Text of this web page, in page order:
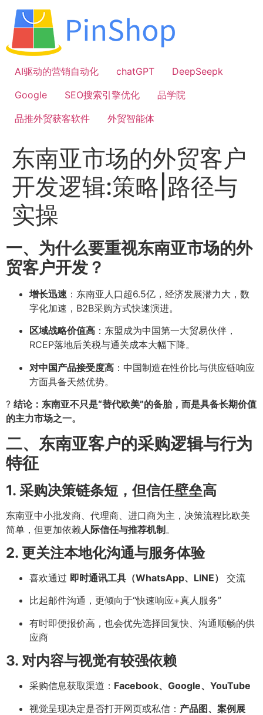
容
AI驱动的营销自动化
chatGPT
DeepSeepk
Google
SEO搜索引擎优化
品学院
品推外贸获客软件
外贸智能体
东南亚市场的外贸客户
开发逻辑:策略|路径与
实操
一、为什么要重视东南亚市场的外
贸客户开发？
增长迅速 ：东南亚人口超6.5亿，经济发展潜力大，数
字化加速，B2B采购方式快速演进。
区域战略价值高 ：东盟成为中国第一大贸易伙伴，
RCEP落地后关税与通关成本大幅下降。
对中国产品接受度高 ：中国制造在性价比与供应链响应
方面具备天然优势。
? 结论：东南亚不只是“替代欧美”的备胎，而是具备长期价值
的主力市场之一。
二、东南亚客户的采购逻辑与行为
特征
1. 采购决策链条短，但信任壁垒高
东南亚中小批发商、代理商、进口商为主，决策流程比欧美
简单，但更加依赖 人际信任与推荐机制。
2. 更关注本地化沟通与服务体验
喜欢通过 即时通讯工具（WhatsApp、LINE）
交流
比起邮件沟通，更倾向于“快速响应+真人服务”
有时即便报价高，也会优先选择回复快、沟通顺畅的供
应商
3. 对内容与视觉有较强依赖
采购信息获取渠道： Facebook、Google、YouTube
视觉呈现决定是否打开网页或私信： 产品图、案例展